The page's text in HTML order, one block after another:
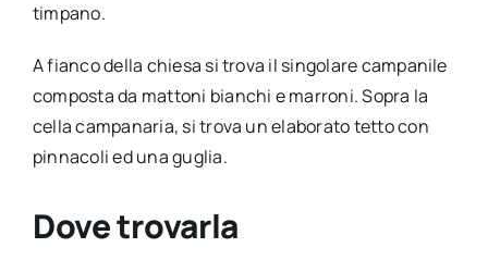
timpano.
A fianco della chiesa si trova il singolare campanile
composta da mattoni bianchi e marroni. Sopra la
cella campanaria, si trova un elaborato tetto con
pinnacoli ed una guglia.
Dove trovarla